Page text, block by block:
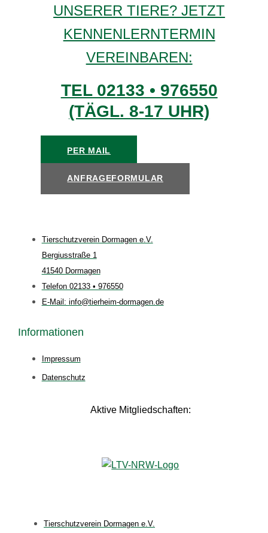
UNSERER TIERE? JETZT
KENNENLERNTERMIN
VEREINBAREN:
TEL 02133 • 976550
(TÄGL. 8-17 UHR)
PER MAIL
ANFRAGEFORMULAR
Tierschutzverein Dormagen e.V.
Bergiusstraße 1
41540 Dormagen
Telefon 02133 • 976550
E-Mail: info@tierheim-dormagen.de
Informationen
Impressum
Datenschutz
Aktive Mitgliedschaften:
Tierschutzverein Dormagen e.V.